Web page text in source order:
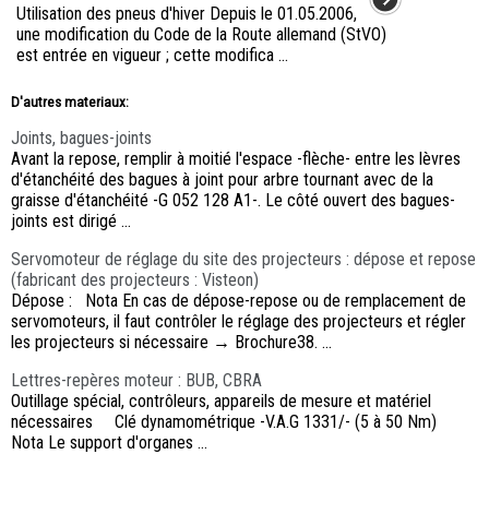
Utilisation des pneus d'hiver Depuis le 01.05.2006,
une modification du Code de la Route allemand (StVO)
est entrée en vigueur ; cette modifica ...
D'autres materiaux:
Joints, bagues-joints
Avant la repose, remplir à moitié l'espace -flèche- entre les lèvres
d'étanchéité des bagues à joint pour arbre tournant avec de la
graisse d'étanchéité -G 052 128 A1-. Le côté ouvert des bagues-
joints est dirigé ...
Servomoteur de réglage du site des projecteurs : dépose et repose
(fabricant des projecteurs : Visteon)
Dépose : Nota En cas de dépose-repose ou de remplacement de
servomoteurs, il faut contrôler le réglage des projecteurs et régler
les projecteurs si nécessaire → Brochure38. ...
Lettres-repères moteur : BUB, CBRA
Outillage spécial, contrôleurs, appareils de mesure et matériel
nécessaires Clé dynamométrique -V.A.G 1331/- (5 à 50 Nm)
Nota Le support d'organes ...